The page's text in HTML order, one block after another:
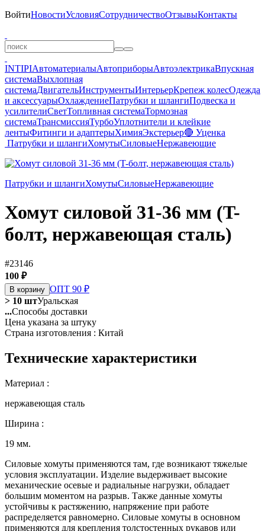
ВойтиНовостиУсловияСотрудничествоОтзывыКонтакты
INTIPIАвтоматериалыАвтоприборыАвтоэлектрикаВпускная
системаВыхлопная
системаДвигательИнструментыИнтерьерКрепеж колесОдежда
и аксессуарыОхлаждениеПатрубки и шлангиПодвеска и
усилителиСветТопливная системаТормозная
системаТрансмиссияТурбоУплотнители и клейкие
лентыФитинги и адаптерыХимияЭкстерьер🔴 Уценка
Патрубки и шлангиХомутыСиловыеНержавеющие
Патрубки и шлангиХомутыСиловыеНержавеющие
Хомут силовой 31-36 мм (T-
болт, нержавеющая сталь)
#23146
100 ₽
В корзину ОПТ 90 ₽
> 10 штУральская
...Способы доставки
Цена указана за штуку
Страна изготовления : Китай
Технические характеристики
Материал :
нержавеющая сталь
Ширина :
19 мм.
Силовые хомуты применяются там, где возникают тяжелые
условия эксплуатации. Изделие выдерживает высокие
механические осевые и радиальные нагрузки, обладает
большим моментом на разрыв. Также данные хомуты
устойчивы к растяжению, напряжение при работе
распределяется равномерно. Силовые хомуты в основном
применяются для крепления толстостенных рукавов или